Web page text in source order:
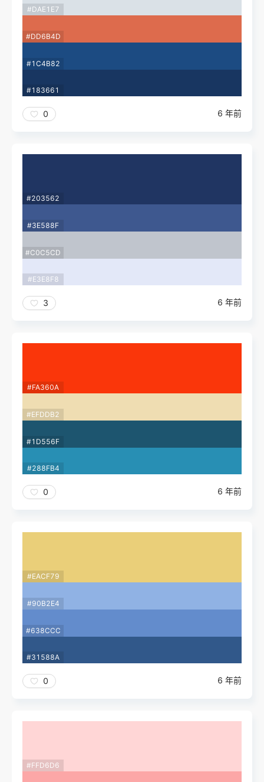
#DAE1E7
#DD6B4D
#1C4B82
#183661
0 6 年前
#203562
#3E588F
#C0C5CD
#E3E8F8
3 6 年前
#FA360A
#EFDDB2
#1D556F
#288FB4
0 6 年前
#EACF79
#90B2E4
#638CCC
#31588A
0 6 年前
#FFD6D6